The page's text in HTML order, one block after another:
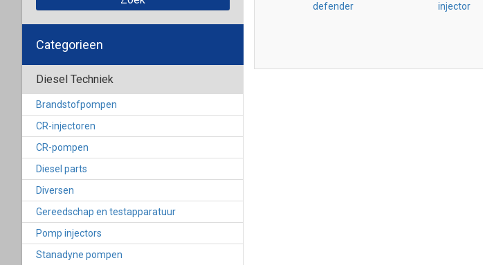
Categorieen
Diesel Techniek
Brandstofpompen
CR-injectoren
CR-pompen
Diesel parts
Diversen
Gereedschap en testapparatuur
Pomp injectors
Stanadyne pompen
defender
injector